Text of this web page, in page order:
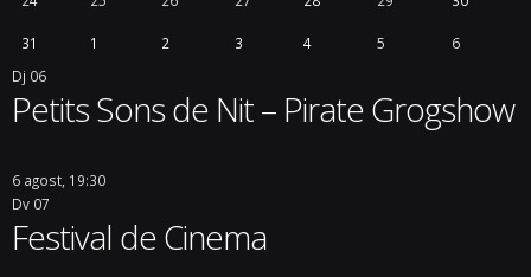
31 1 2 3 4 5
6
Dj 06
Petits Sons de Nit – Pirate Grogshow
6 agost, 19:30
Dv 07
Festival de Cinema